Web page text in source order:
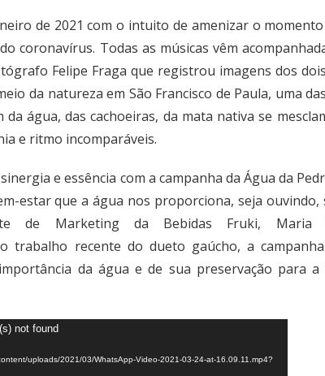
de 2021 com o intuito de amenizar o
coronavírus. Todas as músicas vêm
Felipe Fraga que registrou imagens dos
da natureza em São Francisco de Paula, uma
água, das cachoeiras, da mata nativa se
e ritmo incomparáveis.
e essência com a campanha da Água da
estar que a água nos proporciona, seja ouvindo,
de Marketing da Bebidas Fruki, Maria
trabalho recente do dueto gaúcho, a
da água e de sua preservação para a
not found
uploads/2021/03/WhatsApp-Video-2021-03-24-at-16.09.11.mp4?